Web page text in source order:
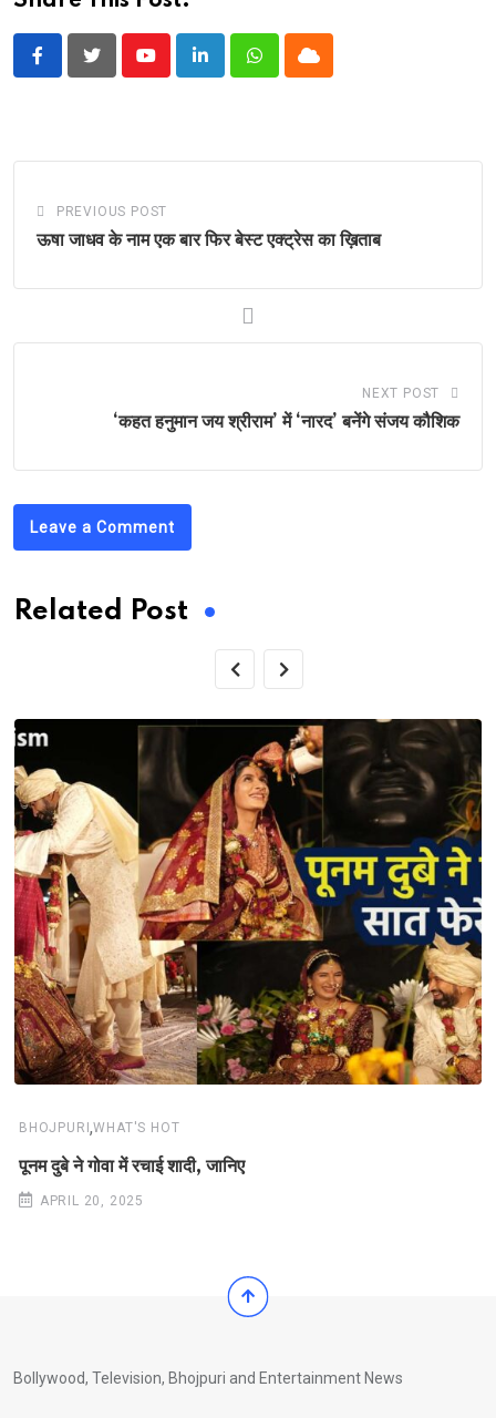
YoutubeLinkedInWhatsappCloud
PREVIOUS POST
ऊषा जाधव के नाम एक बार फिर बेस्ट एक्ट्रेस का ख़िताब
NEXT POST
‘कहत हनुमान जय श्रीराम’ में ‘नारद’ बनेंगे संजय कौशिक
Leave a Comment
Related Post
BHOJPURI,WHAT'S HOT
पूनम दुबे ने गोवा में रचाई शादी, जानिए
APRIL 20, 2025
Bollywood, Television, Bhojpuri and Entertainment News